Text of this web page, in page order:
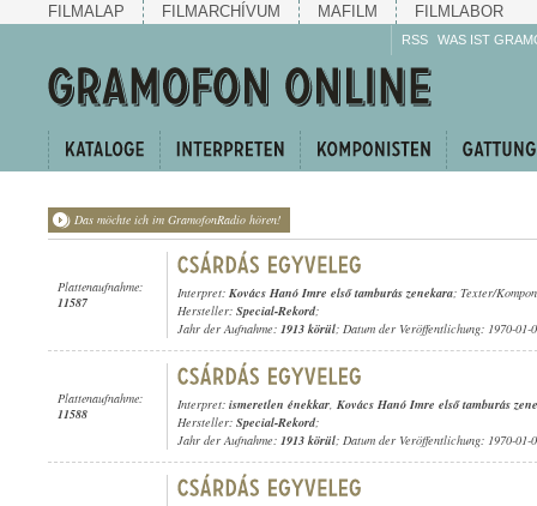
FILMALAP FILMARCHÍVUM MAFILM FILMLABOR
RSS WAS IST
Das möchte ich im GramofonRadio hören!
Plattenaufnahme:
11587
Interpret: Kovács Hanó Imre első tamburás zenekara; Texter/
Hersteller: Special-Rekord;
Jahr der Aufnahme: 1913 körül; Datum der Veröffentlichung: 1970-01-
Plattenaufnahme:
11588
Interpret: ismeretlen énekkar, Kovács Hanó Imre első tamburás
Hersteller: Special-Rekord;
Jahr der Aufnahme: 1913 körül; Datum der Veröffentlichung: 1970-01-